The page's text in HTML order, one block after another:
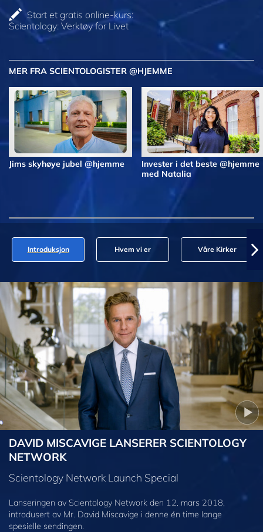
Start et gratis online-kurs:
Scientology: Verktøy for Livet
MER FRA SCIENTOLOGISTER @HJEMME
Jims skyhøye jubel @hjemme
Invester i det beste @hjemme
med Natalia
Introduksjon Hvem vi er Våre Kirker
DAVID MISCAVIGE LANSERER SCIENTOLOGY
NETWORK
Scientology Network Launch Special
Lanseringen av Scientology Network den 12. mars 2018,
introdusert av Mr. David Miscavige i denne én time lange
spesielle sendingen.